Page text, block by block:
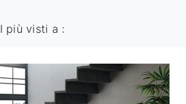
I più visti a :